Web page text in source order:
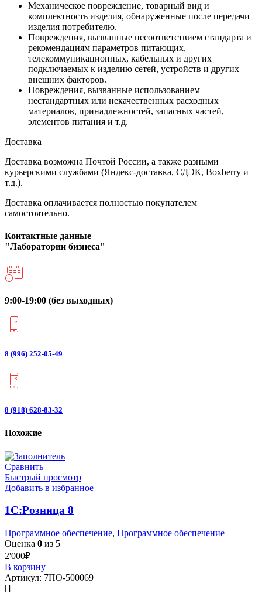
Механическое повреждение, товарный вид и
комплектность изделия, обнаруженные после передачи
изделия потребителю.
Повреждения, вызванные несоответствием стандарта и
рекомендациям параметров питающих,
телекоммуникационных, кабельных и других
подключаемых к изделию сетей, устройств и других
внешних факторов.
Повреждения, вызванные использованием
нестандартных или некачественных расходных
материалов, принадлежностей, запасных частей,
элементов питания и т.д.
Доставка
Доставка возможна Почтой России, а также разными
курьерскими службами (Яндекс-доставка, СДЭК, Boxberry и
т.д.).
Доставка оплачивается полностью покупателем
самостоятельно.
Контактные данные
"Лаборатории бизнеса"
9:00-19:00 (без выходных)
8 (996) 252-05-49
8 (918) 628-83-32
Похожие
Сравнить
Быстрый просмотр
Добавить в избранное
1С:Розница 8
Программное обеспечение, Программное обеспечение
Оценка 0 из 5
2'000₽
В корзину
Артикул: 7ПО-500069
[]